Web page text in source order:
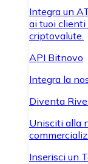
Integra un
ai tuoi clienti
criptovalute.
API Bitnovo
Integra la
Diventa
Unisciti alla
Inserisci un